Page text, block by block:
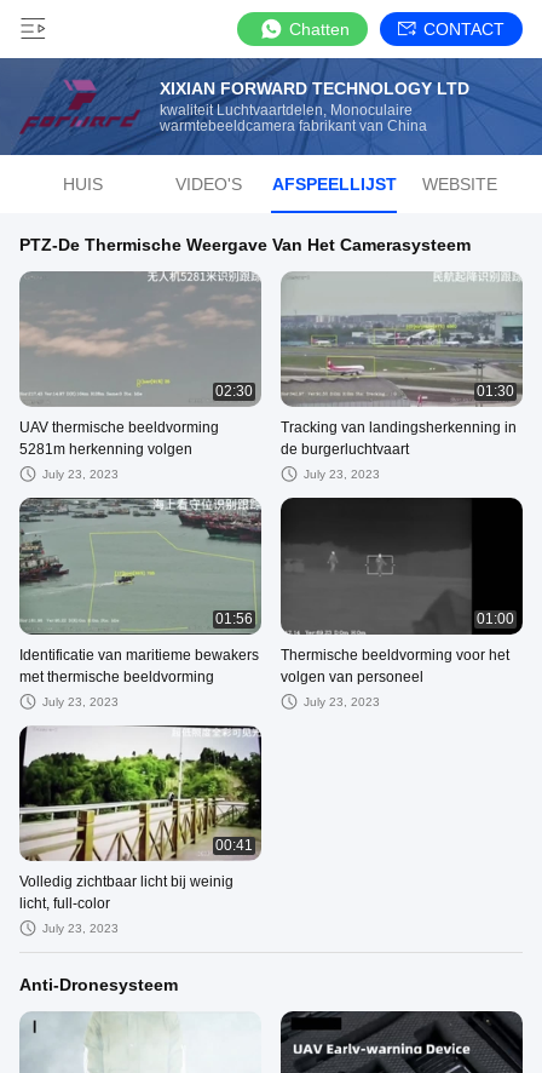
Chatten CONTACT
XIXIAN FORWARD TECHNOLOGY LTD
kwaliteit Luchtvaartdelen, Monoculaire
warmtebeeldcamera fabrikant van China
HUIS VIDEO'S AFSPEELLIJST WEBSITE
PTZ-De Thermische Weergave Van Het Camerasysteem
02:30
UAV thermische beeldvorming
5281m herkenning volgen
July 23, 2023
01:30
Tracking van landingsherkenning in
de burgerluchtvaart
July 23, 2023
01:56
Identificatie van maritieme bewakers
met thermische beeldvorming
July 23, 2023
01:00
Thermische beeldvorming voor het
volgen van personeel
July 23, 2023
00:41
Volledig zichtbaar licht bij weinig
licht, full-color
July 23, 2023
Anti-Dronesysteem